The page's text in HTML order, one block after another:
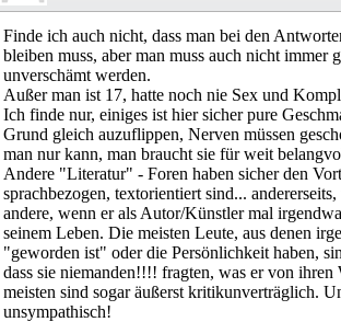
Finde ich auch nicht, dass man bei den
bleiben muss, aber man muss auch nicht immer
unverschämt werden.
Außer man ist 17, hatte noch nie Sex und
Ich finde nur, einiges ist hier sicher pure
Grund gleich auzuflippen, Nerven müssen
man nur kann, man braucht sie für weit
Andere "Literatur" - Foren haben sicher den
sprachbezogen, textorientiert sind...
andere, wenn er als Autor/Künstler mal
seinem Leben. Die meisten Leute, aus denen
"geworden ist" oder die Persönlichkeit haben,
dass sie niemanden!!!! fragten, was er von
meisten sind sogar äußerst kritikunverträglich.
unsympathisch!